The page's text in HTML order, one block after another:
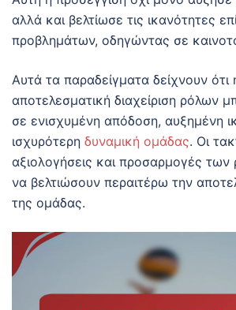
αλλά και βελτίωσε τις ικανότητες
προβλημάτων, οδηγώντας σε
Αυτά τα παραδείγματα δείχνουν ότι
αποτελεσματική διαχείριση ρόλων
σε ενισχυμένη απόδοση, αυξημένη
ισχυρότερη δυναμική ομάδας. Οι
αξιολογήσεις και προσαρμογές
να βελτιώσουν περαιτέρω την
της ομάδας.